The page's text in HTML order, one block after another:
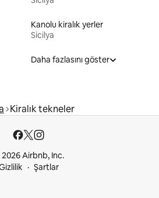
Kanolu kiralık yerler
Sicilya
Daha fazlasını göster
Kiralık tekneler
Airbnb, Inc.
Şartlar